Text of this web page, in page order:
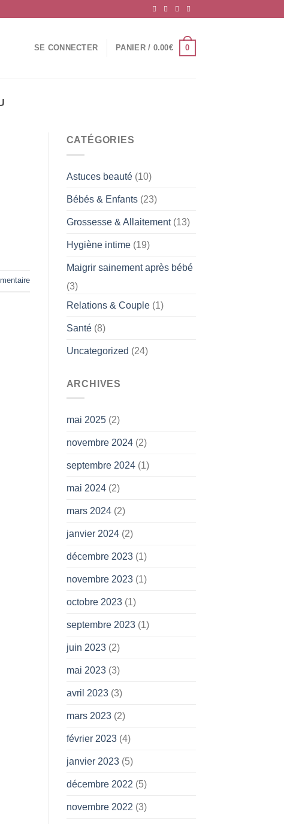
SE CONNECTER PANIER / 0.00€ 0
CATÉGORIES
Astuces beauté(10)
Bébés & Enfants(23)
Grossesse & Allaitement(13)
Hygiène intime(19)
Maigrir sainement après bébé
(3)
Relations & Couple(1)
Santé(8)
Uncategorized (24)
ARCHIVES
mai 2025(2)
novembre 2024(2)
septembre 2024(1)
mai 2024(2)
mars 2024(2)
janvier 2024(2)
décembre 2023(1)
novembre 2023(1)
octobre 2023(1)
septembre 2023(1)
juin 2023(2)
mai 2023(3)
avril 2023(3)
mars 2023(2)
février 2023(4)
janvier 2023(5)
décembre 2022 (5)
novembre 2022 (3)